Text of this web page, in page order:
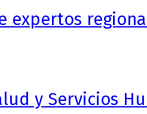
expertos